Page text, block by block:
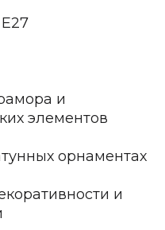
и камня
по вашему
и
элементов
орнаментах
и